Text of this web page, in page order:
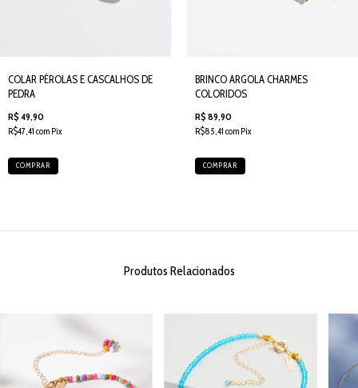
COLAR PÉROLAS E CASCALHOS DE
PEDRA
R$ 49,90
R$47,41 com Pix
COMPRAR
BRINCO ARGOLA CHARMES
COLORIDOS
R$ 89,90
R$85,41 com Pix
COMPRAR
Produtos Relacionados